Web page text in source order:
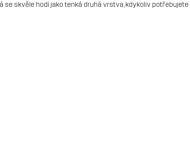
skvěle hodí jako tenká druhá vrstva, kdykoliv potřebujete